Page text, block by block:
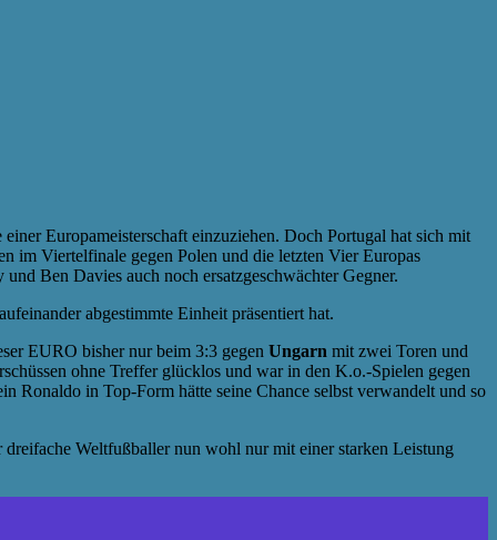
Europameisterschaft einzuziehen. Doch Portugal hat sich mit
im Viertelfinale gegen Polen und die letzten Vier Europas
Ben Davies auch noch ersatzgeschwächter Gegner.
abgestimmte Einheit präsentiert hat.
EURO bisher nur beim 3:3 gegen Ungarn mit zwei Toren und
ohne Treffer glücklos und war in den K.o.-Spielen gegen
Ronaldo in Top-Form hätte seine Chance selbst verwandelt und so
Weltfußballer nun wohl nur mit einer starken Leistung